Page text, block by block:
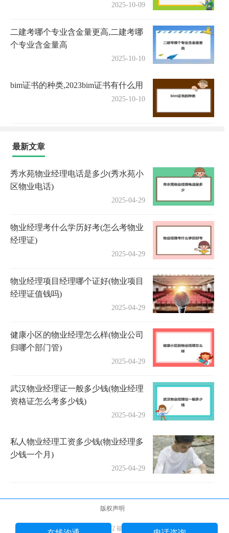
2025-10-09
二建考哪个专业含金量更高,二建考哪
个专业含金量高
2025-10-10
bim证书的种类,2023bim证书有什么用
2025-10-10
最新文章
秀水苑物业经理电话是多少(秀水苑小
区物业电话)
2025-04-29
物业经理考什么学历好考(怎么考物业
经理证)
2025-04-29
物业经理项目经理哪个证好(物业项目
经理证值钱吗)
2025-04-29
健康小区的物业经理怎么样(物业公司
归哪个部门管)
2025-04-29
武汉物业经理证一般多少钱(物业经理
资格证怎么考多少钱)
2025-04-29
私人物业经理工资多少钱(物业经理多
少钱一个月)
2025-04-29
版权声明
Copyright © 2018-2022 福途教育网 版权所有